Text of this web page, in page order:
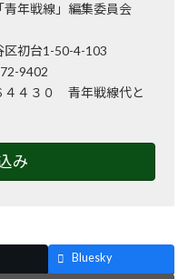
年戦線」編集委員会
初台1-50-4-103
9402
４３０ 青年戦線代と
み
Bluesky